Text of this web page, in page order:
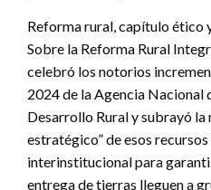
Reforma rural, capítulo ético
Sobre la Reforma Rural
celebró los notorios
2024 de la Agencia Nacional
Desarrollo Rural y subrayó la
estratégico” de esos
interinstitucional para
entrega de tierras lleguen a